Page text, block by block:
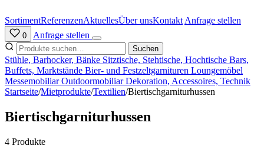
Inhalt
springen
SortimentReferenzenAktuellesÜber unsKontakt Anfrage stellen
0 Anfrage stellen
Suchen
Stühle, Barhocker, Bänke Sitztische, Stehtische, Hochtische Bars,
Buffets, Marktstände Bier- und Festzeltgarnituren Loungemöbel
MessemobiliarOutdoormobiliarDekoration, Accessoires, Technik
Startseite/Mietprodukte/Textilien/Biertischgarniturhussen
Biertischgarniturhussen
4 Produkte